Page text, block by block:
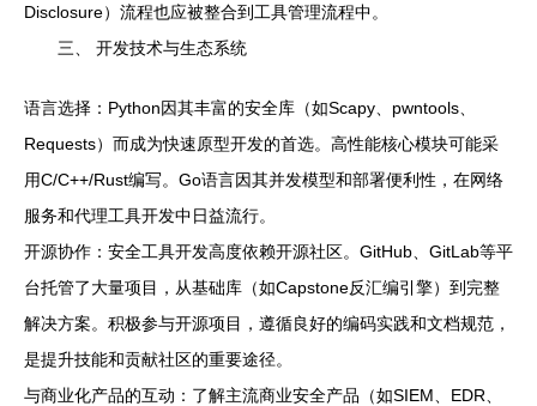
Disclosure）流程也应被整合到工具管理流程中。
三、 开发技术与生态系统
语言选择：Python因其丰富的安全库（如Scapy、pwntools、
Requests）而成为快速原型开发的首选。高性能核心模块可能采
用C/C++/Rust编写。Go语言因其并发模型和部署便利性，在网络
服务和代理工具开发中日益流行。
开源协作：安全工具开发高度依赖开源社区。GitHub、GitLab等平
台托管了大量项目，从基础库（如Capstone反汇编引擎）到完整
解决方案。积极参与开源项目，遵循良好的编码实践和文档规范，
是提升技能和贡献社区的重要途径。
与商业化产品的互动：了解主流商业安全产品（如SIEM、EDR、